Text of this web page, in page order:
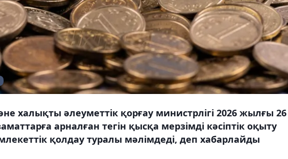
халықты әлеуметтік қорғау министрлігі 2026 жылғы 26
арналған тегін қысқа мерзімді кәсіптік оқыту
қолдау туралы мәлімдеді, деп хабарлайды